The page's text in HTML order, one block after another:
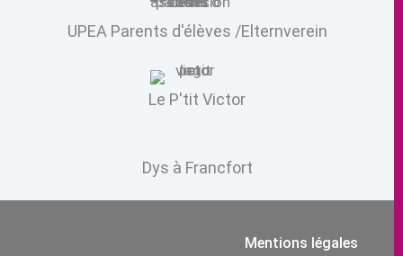
UPEA Parents d'élèves /Elternverein
Le P'tit Victor
Dys à Francfort
Mentions légales